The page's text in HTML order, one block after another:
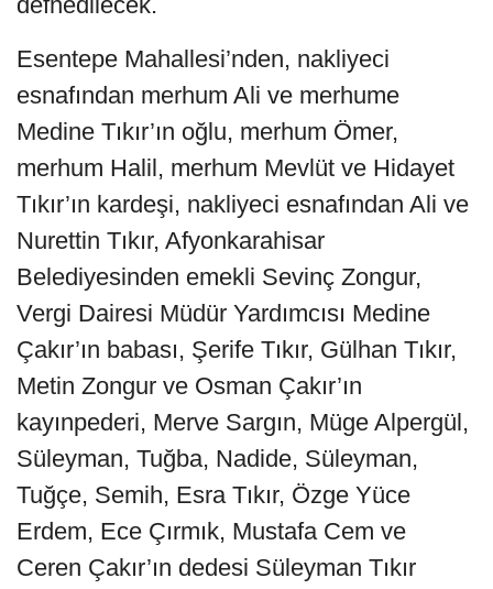
Esentepe Mahallesi’nden, nakliyeci
esnafından merhum Ali ve merhume
Medine Tıkır’ın oğlu, merhum Ömer,
merhum Halil, merhum Mevlüt ve Hidayet
Tıkır’ın kardeşi, nakliyeci esnafından Ali ve
Nurettin Tıkır, Afyonkarahisar
Belediyesinden emekli Sevinç Zongur,
Vergi Dairesi Müdür Yardımcısı Medine
Çakır’ın babası, Şerife Tıkır, Gülhan Tıkır,
Metin Zongur ve Osman Çakır’ın
kayınpederi, Merve Sargın, Müge Alpergül,
Süleyman, Tuğba, Nadide, Süleyman,
Tuğçe, Semih, Esra Tıkır, Özge Yüce
Erdem, Ece Çırmık, Mustafa Cem ve
Ceren Çakır’ın dedesi Süleyman Tıkır